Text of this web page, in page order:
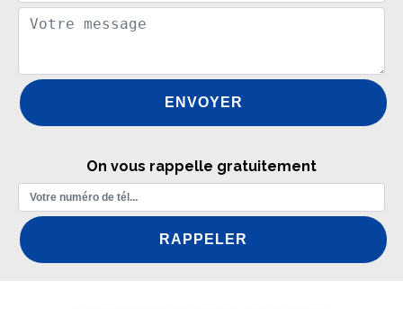
On vous rappelle gratuitement